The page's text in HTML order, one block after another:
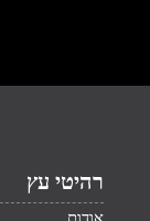
רהיטי עץ